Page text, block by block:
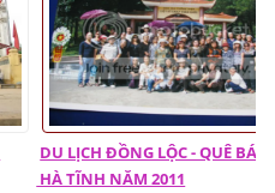
DU LỊCH ĐỒNG LỘC - QUÊ BÁC
HÀ TĨNH NĂM 2011